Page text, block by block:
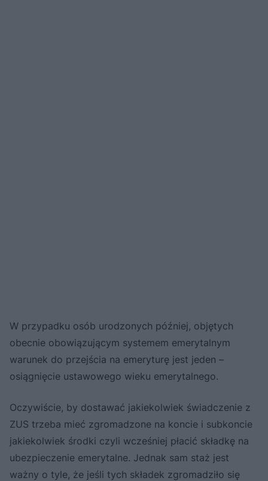
W przypadku osób urodzonych później, objętych
obecnie obowiązującym systemem emerytalnym
warunek do przejścia na emeryturę jest jeden –
osiągnięcie ustawowego wieku emerytalnego.
Oczywiście, by dostawać jakiekolwiek świadczenie z
ZUS trzeba mieć zgromadzone na koncie i subkoncie
jakiekolwiek środki czyli wcześniej płacić składkę na
ubezpieczenie emerytalne. Jednak sam staż jest
ważny o tyle, że jeśli tych składek zgromadziło się